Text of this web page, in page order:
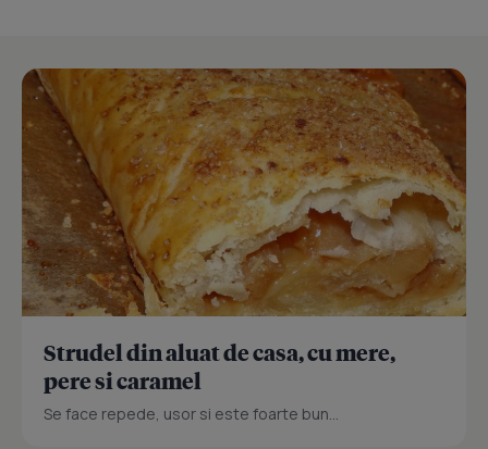
Strudel din aluat de casa, cu mere,
pere si caramel
Se face repede, usor si este foarte bun...